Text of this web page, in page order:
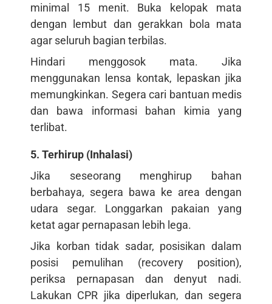
minimal 15 menit. Buka kelopak mata
dengan lembut dan gerakkan bola mata
agar seluruh bagian terbilas.
Hindari menggosok mata. Jika
menggunakan lensa kontak, lepaskan jika
memungkinkan. Segera cari bantuan medis
dan bawa informasi bahan kimia yang
terlibat.
5. Terhirup (Inhalasi)
Jika seseorang menghirup bahan
berbahaya, segera bawa ke area dengan
udara segar. Longgarkan pakaian yang
ketat agar pernapasan lebih lega.
Jika korban tidak sadar, posisikan dalam
posisi pemulihan (recovery position),
periksa pernapasan dan denyut nadi.
Lakukan CPR jika diperlukan, dan segera